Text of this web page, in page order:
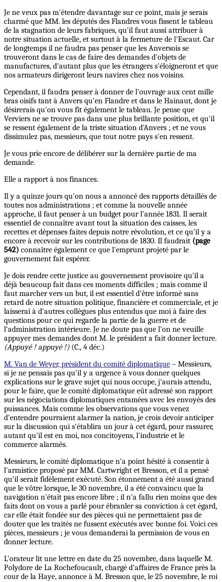
Je ne veux pas m'étendre davantage sur ce point, mais je serais
charmé que MM. les députés des Flandres vous fissent le tableau
de la stagnation de leurs fabriques, qu'il faut aussi attribuer à
notre situation actuelle, et surtout à la fermeture de l'Escaut. Car
de longtemps il ne faudra pas penser que les Anversois se
trouveront dans le cas de faire des demandes d'objets de
manufactures, d'autant plus que les étrangers s'éloigneront et que
nos armateurs dirigeront leurs navires chez nos voisins.
Cependant, il faudra penser à donner de l'ouvrage aux cent mille
bras oisifs tant à Anvers qu'en Flandre et dans le Hainaut, dont je
désirerais qu'on vous fît également le tableau. Je pense que
Verviers ne se trouve pas dans une plus brillante position, et qu'il
se ressent également de la triste situation d'Anvers ; et ne vous
dissimulez pas, messieurs, que tout notre pays s'en ressent.
Je vous prie encore de délibérer sur la dernière partie de ma
demande.
Elle a rapport à nos finances.
Il y a quinze jours qu'on nous a annoncé des rapports détaillés de
toutes nos administrations ; et comme la nouvelle année
approche, il faut penser à un budget pour l'année 1831. Il serait
essentiel de connaître avant tout la situation des caisses, les
recettes et dépenses faites depuis notre révolution, et ce qu'il y a
encore à recevoir sur les contributions de 1830. Il faudrait (page
542) connaître également ce que l'emprunt projeté par le
gouvernement fait espérer.
Je dois rendre cette justice au gouvernement provisoire qu'il a
déjà beaucoup fait dans ces moments difficiles ; mais comme il
faut marcher vers un but, il est essentiel d'être informé sans
retard de notre situation politique, financière et commerciale, et je
laisserai à d'autres collègues plus entendus que moi à faire des
questions pour ce qui regarde la partie de la guerre et de
l'administration intérieure. Je ne doute pas que l'on ne veuille
appuyer mes demandes dont M. le président a fait donner lecture.
(Appuyé ! appuyé !)(C., 4 déc.)
M. Van de Weyer, président du comité diplomatique – Messieurs,
si je ne pensais pas qu'il y a urgence à vous donner quelques
explications sur le grave sujet qui nous occupe, j'aurais attendu,
pour le faire, que le comité diplomatique eût adressé son rapport
sur les négociations diplomatiques entamées avec les envoyés des
puissances. Mais comme les observations que vous venez
d'entendre pourraient alarmer la nation, je crois devoir anticiper
sur la discussion qui s'établira un jour à cet égard, pour rassurer,
autant qu'il est en moi, nos concitoyens, l'industrie et le
commerce alarmés.
Messieurs, le comité diplomatique n'a point hésité à consentir à
l'armistice proposé par MM. Cartwright et Bresson, et il a pensé
qu'il serait fidèlement exécuté. Son étonnement a été aussi grand
que le vôtre lorsque, le 30 novembre, il a été convaincu que la
navigation n'était pas encore libre ; il n'a fallu rien moins que des
faits dont on vous a parlé pour ébranler sa conviction à cet égard,
car elle était fondée sur des pièces qui ne permettaient pas de
douter que les traités ne fussent exécutés avec bonne foi. Voici ces
pièces, messieurs ; je vous demanderai la permission de vous en
donner lecture.
L'orateur lit une lettre en date du 25 novembre, dans laquelle M.
Polydore de La Rochefoucault, chargé d'affaires de France près la
cour de la Haye, annonce à M. Bresson que, le 25 novembre, le roi